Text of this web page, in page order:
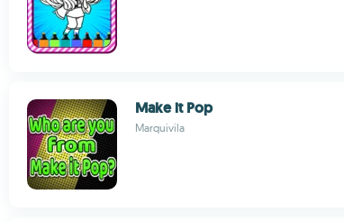
Make it Pop
Marquivila